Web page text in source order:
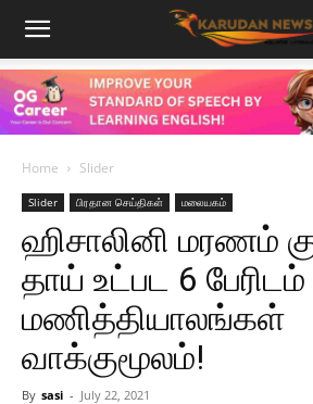
Home Slider
Slider பிரதான செய்திகள் மலையகம்
ஹிசாலினி மரணம்
தாய் உட்பட 6
மணித்தியாலங்கள்
வாக்குமூலம்!
By sasi - July 22, 2021